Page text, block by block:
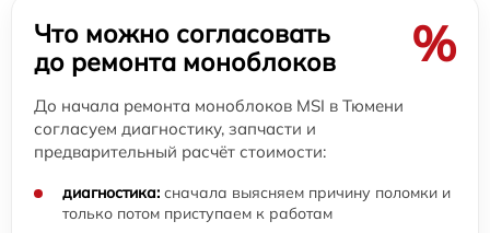
Что можно согласовать
до ремонта моноблоков
%
До начала ремонта моноблоков MSI в Тюмени
согласуем диагностику, запчасти и
предварительный расчёт стоимости:
диагностика: сначала выясняем причину поломки и
только потом приступаем к работам